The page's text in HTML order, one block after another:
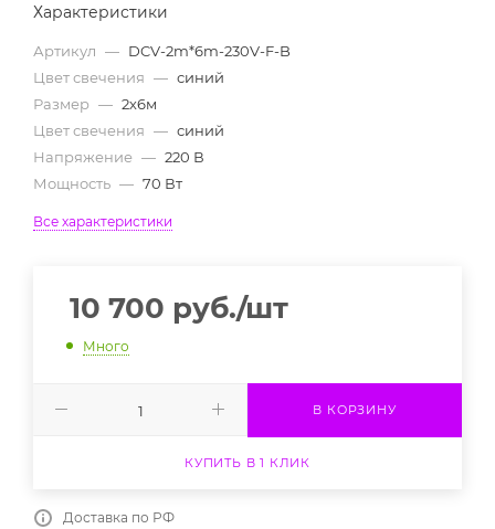
Характеристики
Артикул — DCV-2m*6m-230V-F-B
Цвет свечения — синий
Размер — 2х6м
Цвет свечения — синий
Напряжение — 220 В
Мощность — 70 Вт
Все характеристики
10 700 руб./шт
Много
В КОРЗИНУ
КУПИТЬ В 1 КЛИК
Доставка по РФ